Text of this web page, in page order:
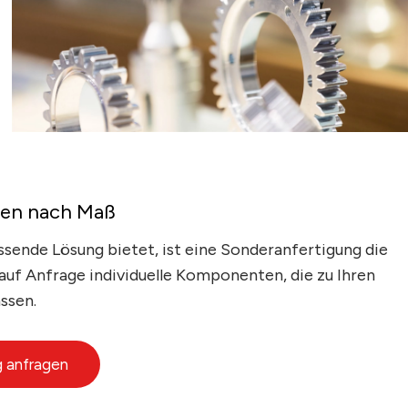
nach Maß
Lösung bietet, ist eine Sonderanfertigung die
Anfrage individuelle Komponenten, die zu Ihren
anfragen